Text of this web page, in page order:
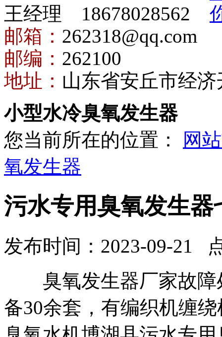
王经理 18678028562
邮箱： 262318@qq.com
邮编： 262100
地址： 山东省安丘市经
小型水冷臭氧发生器
您当前所在的位置：
网
氧发生器
污水专用臭氧发生器
发布时间：2023-09-21
臭氧发生器厂家故障
备30余套，有编织机缠